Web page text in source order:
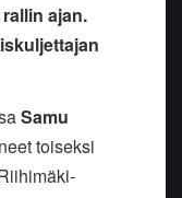
ajan.
Samu
toiseksi